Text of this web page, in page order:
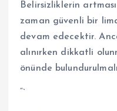
Belirsizliklerin
zaman güvenli bir
devam edecektir.
alınırken dikkatli
önünde
“`